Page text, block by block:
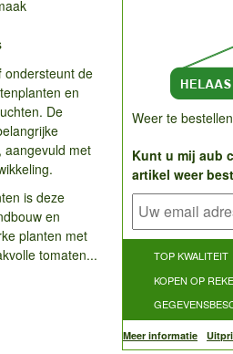
ondersteunt de
en
De
aangevuld met
is deze
en
planten met
tomaten...
Weer te
Kunt u mij aub
artikel weer
TOP KWALITEIT
KOPEN OP
Meer informatie